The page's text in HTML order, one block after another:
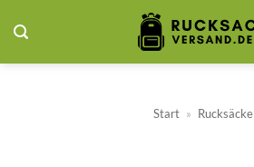
Inhalt
springen
Start » Rucksäcke